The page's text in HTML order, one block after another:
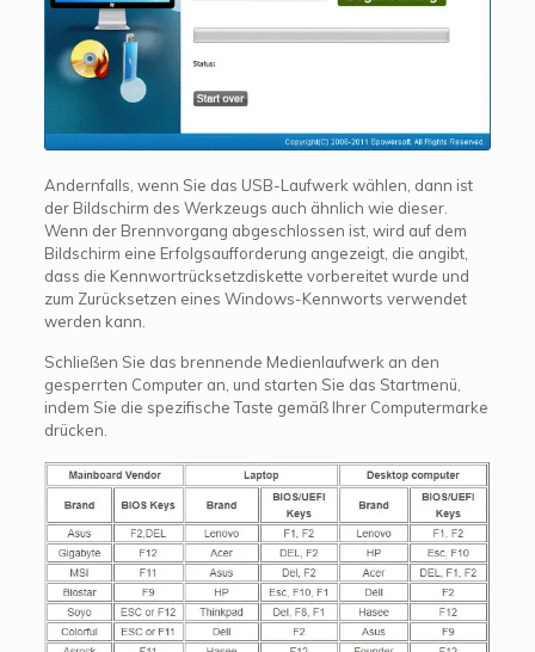
Andernfalls, wenn Sie das USB-Laufwerk wählen, dann ist
der Bildschirm des Werkzeugs auch ähnlich wie dieser.
Wenn der Brennvorgang abgeschlossen ist, wird auf dem
Bildschirm eine Erfolgsaufforderung angezeigt, die angibt,
dass die Kennwortrücksetzdiskette vorbereitet wurde und
zum Zurücksetzen eines Windows-Kennworts verwendet
werden kann.
Schließen Sie das brennende Medienlaufwerk an den
gesperrten Computer an, und starten Sie das Startmenü,
indem Sie die spezifische Taste gemäß Ihrer Computermarke
drücken.